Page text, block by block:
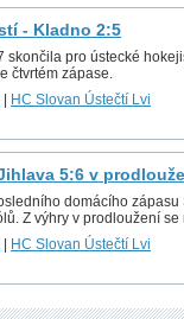
- Kladno 2:5
skončila pro ústecké
čtvrtém zápase.
HC Slovan Ústečtí Lvi
5:6 v
domácího
Z výhry v prodloužení
HC Slovan Ústečtí Lvi